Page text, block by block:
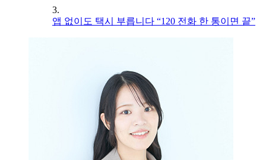
3.
앱 없이도 택시 부릅니다 “120 전화 한 통이면 끝”